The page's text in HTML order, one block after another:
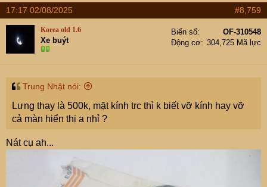
a
t
n
s
17:17 02/08/2025 #8,759
Korea old 1.6
Xe buýt
Biển số
OF-310548
Động cơ
304,725 Mã lực
Trung Nhật nói:
Lưng thay là 500k, mặt kính trc thì k biết vỡ kính hay vỡ
cả màn hiển thị a nhỉ ?
Nát cụ ah...